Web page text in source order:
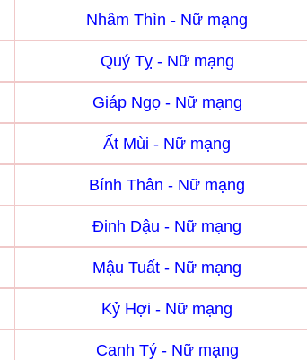
Nhâm Thìn - Nữ mạng
Quý Tỵ - Nữ mạng
Giáp Ngọ - Nữ mạng
Ất Mùi - Nữ mạng
Bính Thân - Nữ mạng
Đinh Dậu - Nữ mạng
Mậu Tuất - Nữ mạng
Kỷ Hợi - Nữ mạng
Canh Tý - Nữ mạng